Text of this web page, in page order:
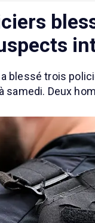
blessé trois
samedi. Deux